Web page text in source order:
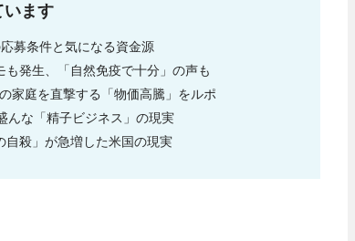
います
募条件と気になる資金源
発生、「自然免疫で十分」の声も
家庭を直撃する「物価高騰」をルポ
んな「精子ビジネス」の現実
殺」が急増した米国の現実